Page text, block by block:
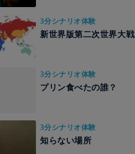
3分シナリオ体験
新世界版第二次世界大戦
3分シナリオ体験
プリン食べたの誰？
3分シナリオ体験
知らない場所